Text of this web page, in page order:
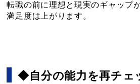
転職の前に理想と現実のギャップ
満足度は上がります。
◆自分の能力を再チェ